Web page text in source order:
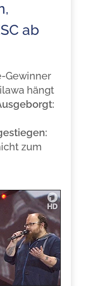
ab
Gewinner
hängt
zum